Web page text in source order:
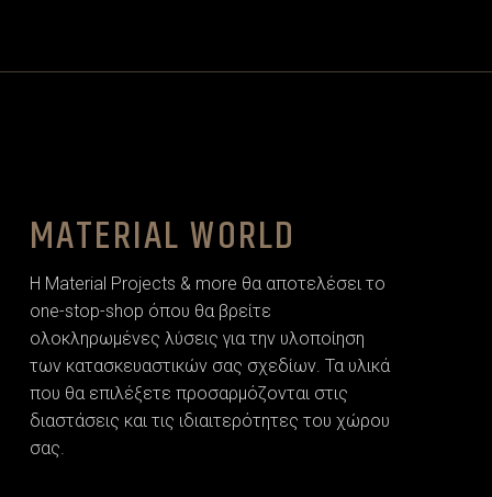
MATERIAL WORLD
Η Material Projects & more θα αποτελέσει το
one-stop-shop όπου θα βρείτε
ολοκληρωμένες λύσεις για την υλοποίηση
των κατασκευαστικών σας σχεδίων. Τα υλικά
που θα επιλέξετε προσαρµόζονται στις
διαστάσεις και τις ιδιαιτερότητες του χώρου
σας.